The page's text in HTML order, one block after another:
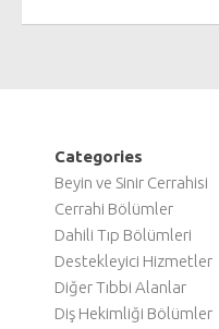
Categories
Beyin ve Sinir Cerrahisi
Cerrahi Bölümler
Dahili Tıp Bölümleri
Destekleyici Hizmetler
Diğer Tıbbi Alanlar
Diş Hekimliği Bölümler